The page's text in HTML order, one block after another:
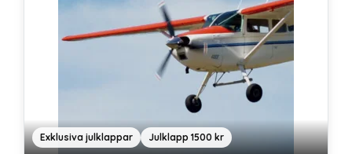
Exklusiva julklappar Julklapp 1500 kr